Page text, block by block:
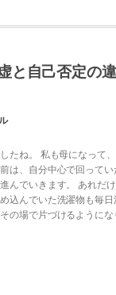
と自己否定の
たね。 私も母になって
は、自分中心で回って
んでいきます。 あれだ
込んでいた洗濯物も毎
の場で片づけるようにな